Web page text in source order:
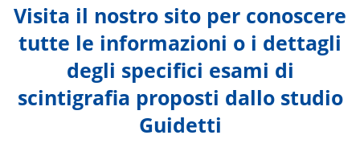
Visita il nostro sito per conoscere
tutte le informazioni o i dettagli
degli specifici esami di
scintigrafia proposti dallo studio
Guidetti